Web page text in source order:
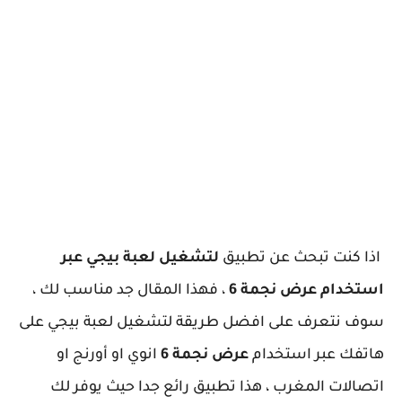
اذا كنت تبحث عن تطبيق لتشغيل لعبة بيجي عبر
استخدام عرض نجمة 6
، فهذا المقال جد مناسب لك ،
سوف نتعرف على افضل طريقة لتشغيل لعبة بيجي على
هاتفك عبر استخدام عرض نجمة 6
انوي او أورنج او
اتصالات المغرب ، هذا تطبيق رائع جدا حيث يوفر لك